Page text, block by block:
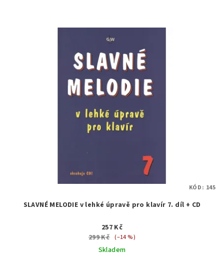
SLAVNÉ MELODIE v lehké úpravě pro klavír 7. díl + CD
257 Kč
299 Kč (–14 %)
Skladem
KÓD: 145